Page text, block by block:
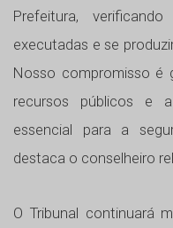
Prefeitura,
executadas e se
Nosso compromisso é
recursos públicos e
essencial para a
destaca o conselheiro
O Tribunal continuará